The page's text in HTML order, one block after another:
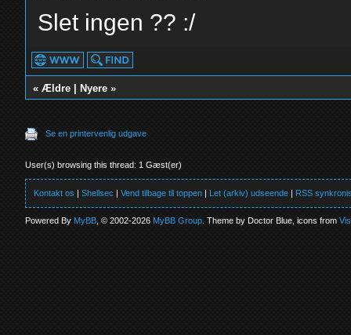
Slet ingen ?? :/
«Ældre Nyere »
Se en printervenlig udgave
User(s) browsing this thread: 1 Gæst(er)
Kontakt os |Shellsec |Vend tilbage til toppen | Let (arkiv) udseende | RSS
Powered ByMyBB , © 2002-2026MyBB Group . Theme by Doctor Blue, icons from